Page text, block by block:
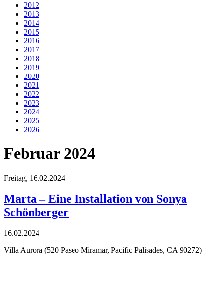
2012
2013
2014
2015
2016
2017
2018
2019
2020
2021
2022
2023
2024
2025
2026
Februar 2024
Freitag, 16.02.2024
Marta – Eine Installation von Sonya
Schönberger
16.02.2024
Villa Aurora (520 Paseo Miramar, Pacific Palisades, CA 90272)